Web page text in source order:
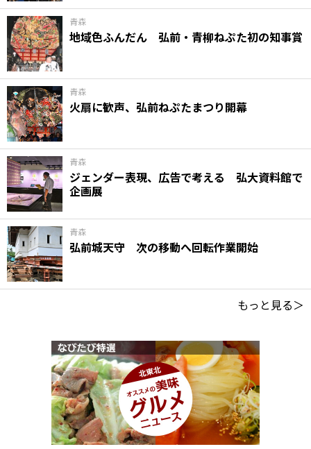
青森
地域色ふんだん 弘前・青柳ねぷた初の知事賞
青森
火扇に歓声、弘前ねぷたまつり開幕
青森
ジェンダー表現、広告で考える 弘大資料館で
企画展
青森
弘前城天守 次の移動へ回転作業開始
もっと見る＞